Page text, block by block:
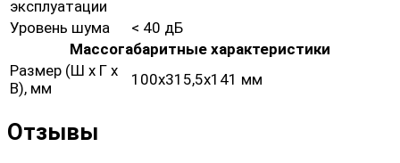
эксплуатации
Уровень шума
< 40 дБ
Массогабаритные характеристики
Размер (Ш х Г х
В), мм
100x315,5x141 мм
Отзывы